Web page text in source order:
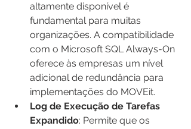
altamente disponível é
fundamental para muitas
organizações. A compatibilidade
com o Microsoft SQL Always-On
oferece às empresas um nível
adicional de redundância para
implementações do MOVEit.
Log de Execução de Tarefas
Expandido: Permite que os